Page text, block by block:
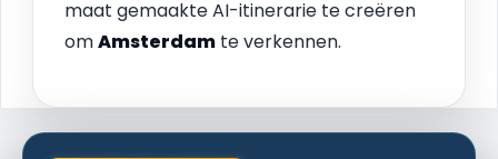
maat gemaakte AI-itinerarie te creëren
omAmsterdam te verkennen.